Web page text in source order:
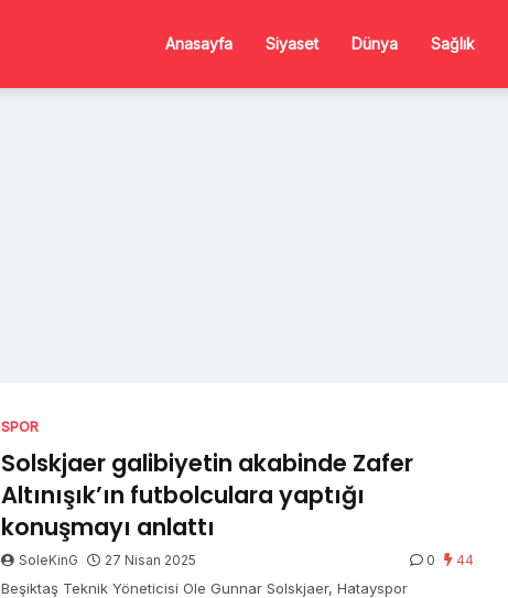
Anasayfa Siyaset Dünya Sağlık
SPOR
Solskjaer galibiyetin akabinde Zafer
Altınışık’ın futbolculara yaptığı
konuşmayı anlattı
SoleKinG 27 Nisan 2025 0 44
Beşiktaş Teknik Yöneticisi Ole Gunnar Solskjaer, Hatayspor